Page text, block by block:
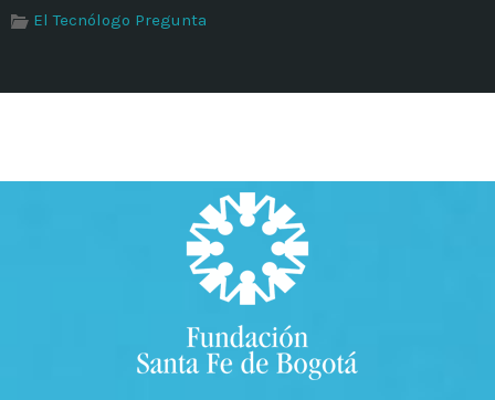
El Tecnólogo Pregunta